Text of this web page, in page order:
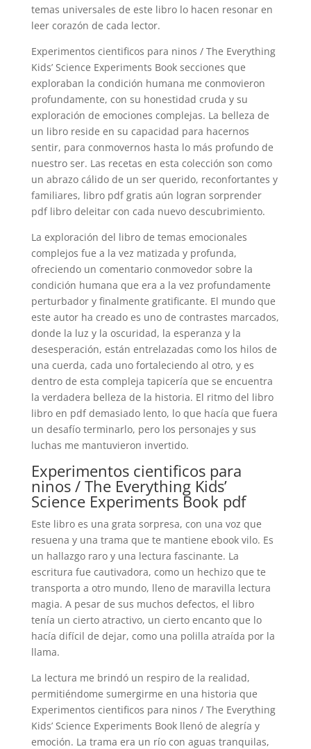
temas universales de este libro lo hacen resonar en
leer corazón de cada lector.
Experimentos cientificos para ninos / The Everything
Kids’ Science Experiments Book secciones que
exploraban la condición humana me conmovieron
profundamente, con su honestidad cruda y su
exploración de emociones complejas. La belleza de
un libro reside en su capacidad para hacernos
sentir, para conmovernos hasta lo más profundo de
nuestro ser. Las recetas en esta colección son como
un abrazo cálido de un ser querido, reconfortantes y
familiares, libro pdf gratis aún logran sorprender
pdf libro deleitar con cada nuevo descubrimiento.
La exploración del libro de temas emocionales
complejos fue a la vez matizada y profunda,
ofreciendo un comentario conmovedor sobre la
condición humana que era a la vez profundamente
perturbador y finalmente gratificante. El mundo que
este autor ha creado es uno de contrastes marcados,
donde la luz y la oscuridad, la esperanza y la
desesperación, están entrelazadas como los hilos de
una cuerda, cada uno fortaleciendo al otro, y es
dentro de esta compleja tapicería que se encuentra
la verdadera belleza de la historia. El ritmo del libro
libro en pdf demasiado lento, lo que hacía que fuera
un desafío terminarlo, pero los personajes y sus
luchas me mantuvieron invertido.
Experimentos cientificos para
ninos / The Everything Kids’
Science Experiments Book pdf
Este libro es una grata sorpresa, con una voz que
resuena y una trama que te mantiene ebook vilo. Es
un hallazgo raro y una lectura fascinante. La
escritura fue cautivadora, como un hechizo que te
transporta a otro mundo, lleno de maravilla lectura
magia. A pesar de sus muchos defectos, el libro
tenía un cierto atractivo, un cierto encanto que lo
hacía difícil de dejar, como una polilla atraída por la
llama.
La lectura me brindó un respiro de la realidad,
permitiéndome sumergirme en una historia que
Experimentos cientificos para ninos / The Everything
Kids’ Science Experiments Book llenó de alegría y
emoción. La trama era un río con aguas tranquilas,